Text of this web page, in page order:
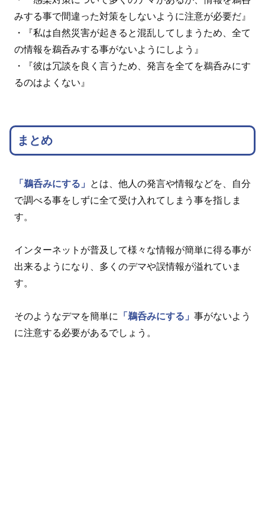
みする事で間違った対策をしないように注意が必要だ』
・『私は自然災害が起きると混乱してしまうため、全て
の情報を鵜呑みする事がないようにしよう』
・『彼は冗談を良く言うため、発言を全てを鵜呑みにす
るのはよくない』
まとめ
「鵜呑みにする」
とは、他人の発言や情報などを、自分
で調べる事をしずに全て受け入れてしまう事を指しま
す。
インターネットが普及して様々な情報が簡単に得る事が
出来るようになり、多くのデマや誤情報が溢れていま
す。
そのようなデマを簡単に 「鵜呑みにする」 事がないよう
に注意する必要があるでしょう。